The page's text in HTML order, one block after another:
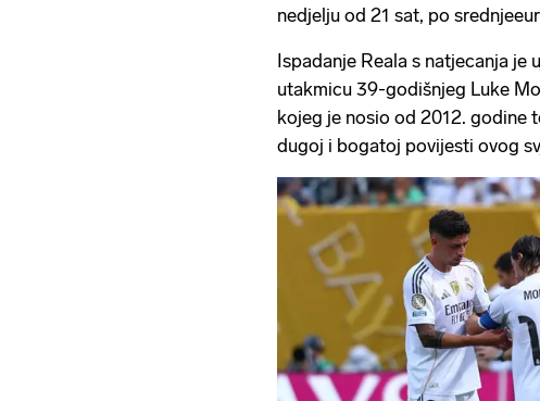
nedjelju od 21 sat, po
Ispadanje Reala s natjecanja
utakmicu 39-godišnjeg Luke
kojeg je nosio od 2012. godine
dugoj i bogatoj povijesti ovog